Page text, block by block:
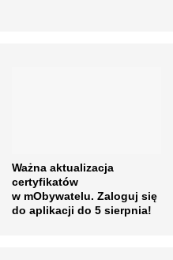
Ważna aktualizacja
certyfikatów
w mObywatelu. Zaloguj się
do aplikacji do 5 sierpnia!